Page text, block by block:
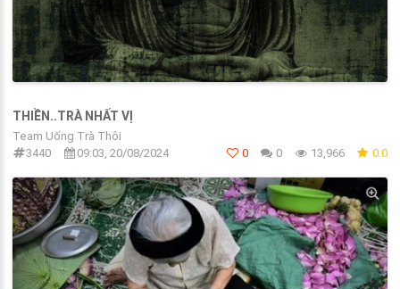
THIỀN..TRÀ NHẤT VỊ
Team Uống Trà Thôi
3440
09:03, 20/08/2024 0 0 13,966 0.0